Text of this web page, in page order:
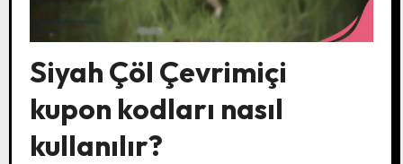
Siyah Çöl Çevrimiçi
kupon kodları nasıl
kullanılır?